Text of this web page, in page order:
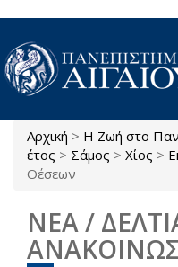
Παράκαμψη προς το κυρίως
Είστε εδώ
Αρχική > Η Ζωή στο
έτος > Σάμος > Χίος >
Θέσεων
ΝΕΑ /